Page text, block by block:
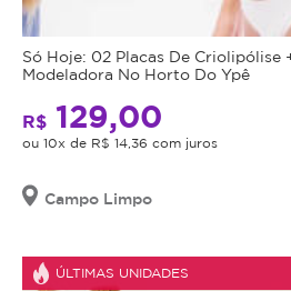
Só Hoje: 02 Placas De Criolipólise
Modeladora No Horto Do Ypê
R$ 129,00
ou 10x de R$ 14,36 com juros
Campo Limpo
ÚLTIMAS UNIDADES